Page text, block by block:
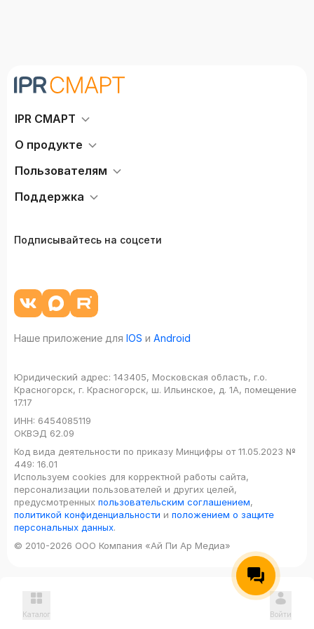
IPR СМАРТ
О продукте
Пользователям
Поддержка
Подписывайтесь на соцсети
Наше приложение для IOS и Android
Юридический адрес: 143405, Московская область, г.о.
Красногорск, г. Красногорск, ш. Ильинское, д. 1А, помещение
17.17
ИНН: 6454085119
ОКВЭД 62.09
Код вида деятельности по приказу Минцифры от 11.05.2023 №
449: 16.01
Используем cookies для корректной работы сайта,
персонализации пользователей и других целей,
предусмотренных пользовательским соглашением,
политикой конфиденциальности и положением о защите
персональных данных.
© 2010-2026 ООО Компания «Ай Пи Ар Медиа»
Каталог Войти